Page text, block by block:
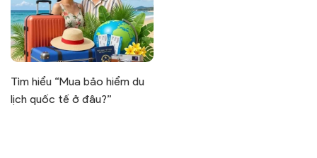
Tìm hiểu “Mua bảo hiểm du
lịch quốc tế ở đâu?”